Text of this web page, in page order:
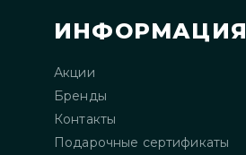
ИНФОРМАЦИЯ
Акции
Бренды
Контакты
Подарочные сертификаты